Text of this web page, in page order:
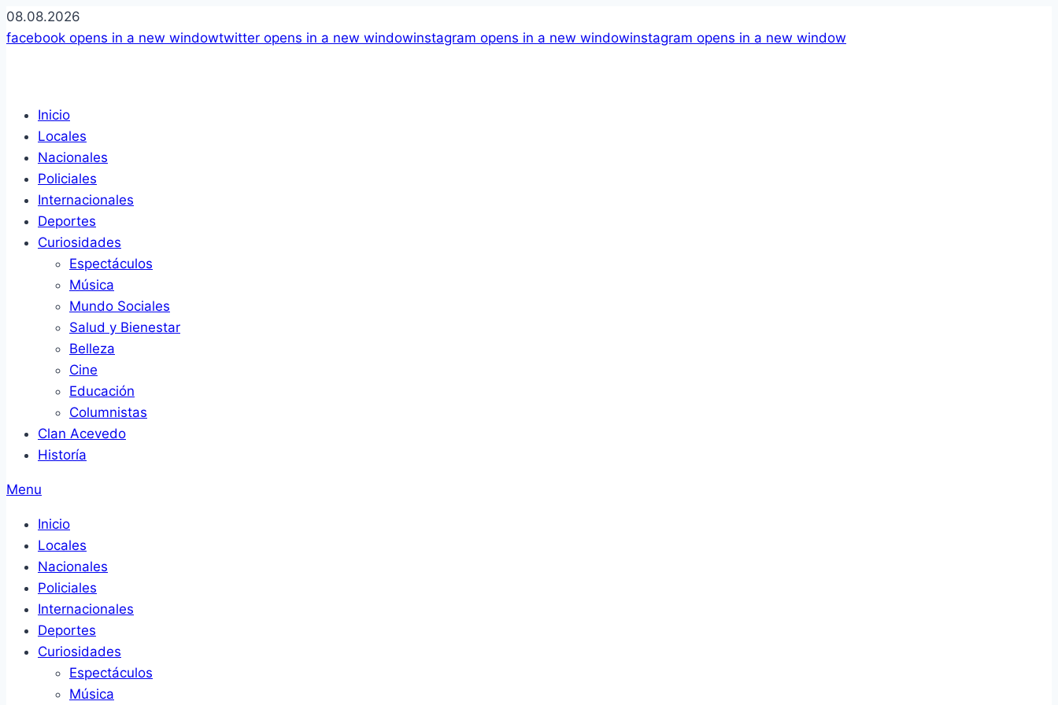
08.08.2026
facebook opens in a new windowtwitter opens in a new windowinstagram opens in a new windowinstagram opens in a new window
Inicio
Locales
Nacionales
Policiales
Internacionales
Deportes
Curiosidades
Espectáculos
Música
Mundo Sociales
Salud y Bienestar
Belleza
Cine
Educación
Columnistas
Clan Acevedo
Historía
Menu
Inicio
Locales
Nacionales
Policiales
Internacionales
Deportes
Curiosidades
Espectáculos
Música